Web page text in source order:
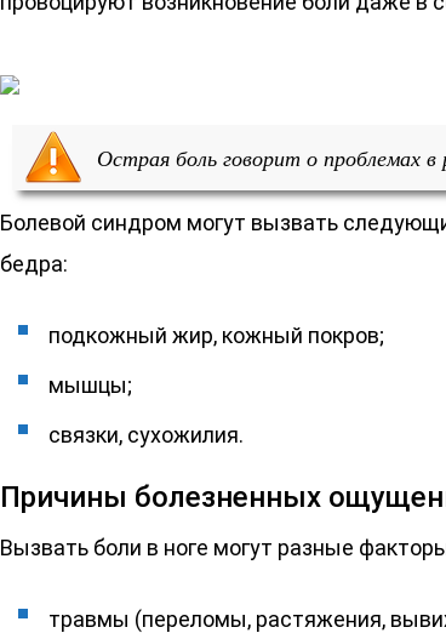
Острая боль говорит о проблемах в
Болевой синдром могут вызвать
бедра:
подкожный жир, кожный покров;
мышцы;
связки, сухожилия.
Причины болезненных
Вызвать боли в ноге могут разные
травмы (переломы, растяжения,